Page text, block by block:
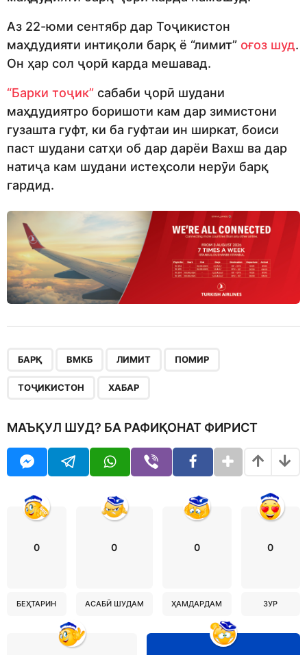
Аз 22-юми сентябр дар Тоҷикистон
маҳдудияти интиқоли барқ ё “лимит” оғоз шуд.
Он ҳар сол ҷорӣ карда мешавад.
“Барки тоҷик” сабаби ҷорӣ шудани
маҳдудиятро боришоти кам дар зимистони
гузашта гуфт, ки ба гуфтаи ин ширкат, боиси
паст шудани сатҳи об дар дарёи Вахш ва дар
натиҷа кам шудани истеҳсоли нерӯи барқ
гардид.
БАРҚ ВМКБ ЛИМИТ ПОМИР
ТОҶИКИСТОН ХАБАР
МАЪҚУЛ ШУД? БА РАФИҚОНАТ ФИРИСТ
0
БЕҲТАРИН
0
АСАБӢ ШУДАМ
0
ҲАМДАРДАМ
0
ЗУР